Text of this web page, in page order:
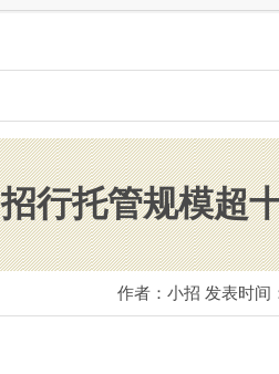
招行托管规模超
作者：小招 发表时间